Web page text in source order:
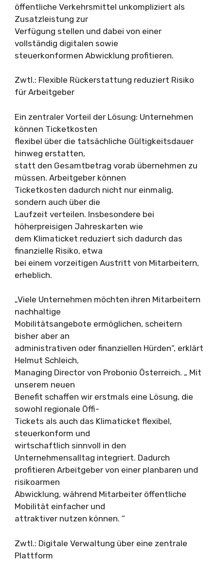
öffentliche Verkehrsmittel unkompliziert als
Zusatzleistung zur
Verfügung stellen und dabei von einer
vollständig digitalen sowie
steuerkonformen Abwicklung profitieren.
Zwtl.: Flexible Rückerstattung reduziert Risiko
für Arbeitgeber
Ein zentraler Vorteil der Lösung: Unternehmen
können Ticketkosten
flexibel über die tatsächliche Gültigkeitsdauer
hinweg erstatten,
statt den Gesamtbetrag vorab übernehmen zu
müssen. Arbeitgeber können
Ticketkosten dadurch nicht nur einmalig,
sondern auch über die
Laufzeit verteilen. Insbesondere bei
höherpreisigen Jahreskarten wie
dem Klimaticket reduziert sich dadurch das
finanzielle Risiko, etwa
bei einem vorzeitigen Austritt von Mitarbeitern,
erheblich.
„Viele Unternehmen möchten ihren Mitarbeitern
nachhaltige
Mobilitätsangebote ermöglichen, scheitern
bisher aber an
administrativen oder finanziellen Hürden“, erklärt
Helmut Schleich,
Managing Director von Probonio Österreich. „ Mit
unserem neuen
Benefit schaffen wir erstmals eine Lösung, die
sowohl regionale Öffi-
Tickets als auch das Klimaticket flexibel,
steuerkonform und
wirtschaftlich sinnvoll in den
Unternehmensalltag integriert. Dadurch
profitieren Arbeitgeber von einer planbaren und
risikoarmen
Abwicklung, während Mitarbeiter öffentliche
Mobilität einfacher und
attraktiver nutzen können. “
Zwtl.: Digitale Verwaltung über eine zentrale
Plattform